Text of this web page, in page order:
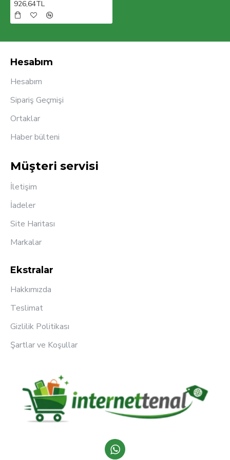
kısa sürede 100 ülkede aktif olarak ürünlerimizi
müşterilerimizin beğenisine sunmaktır.
926,64TL
Hesabım
Hesabım
Sipariş Geçmişi
Ortaklar
Haber bülteni
Müşteri servisi
İletişim
İadeler
Site Haritası
Markalar
Ekstralar
Hakkımızda
Teslimat
Gizlilik Politikası
Şartlar ve Koşullar